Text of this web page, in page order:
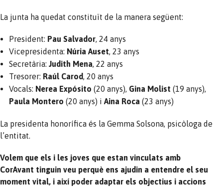
La junta ha quedat constituït de la manera següent:
President: Pau Salvador, 24 anys
Vicepresidenta: Núria Auset , 23 anys
Secretària: Judith Mena , 22 anys
Tresorer: Raúl Carod, 20 anys
Vocals: Nerea Expósito (20 anys), Gina Molist (19 anys),
Paula Montero (20 anys) i Aina Roca (23 anys)
La presidenta honorífica és la Gemma Solsona, psicòloga de
l’entitat.
Volem que els i les joves que estan vinculats amb
CorAvant tinguin veu perquè ens ajudin a entendre el seu
moment vital, i així poder adaptar els objectius i accions